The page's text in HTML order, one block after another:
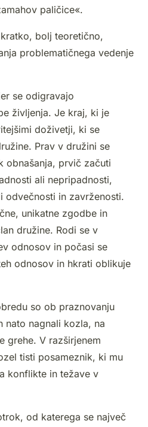
paličice«.
bolj teoretično,
problematičnega vedenje
se odigravajo
življenja. Je kraj, ki je
doživetji, ki se
Prav v družini se
obnašanja, prvič začuti
ali nepripadnosti,
odvečnosti in zavrženosti.
unikatne zgodbe in
družine. Rodi se v
odnosov in počasi se
odnosov in hkrati oblikuje
so ob praznovanju
nato nagnali kozla, na
grehe. V razširjenem
tisti posameznik, ki mu
konflikte in težave v
od katerega se največ